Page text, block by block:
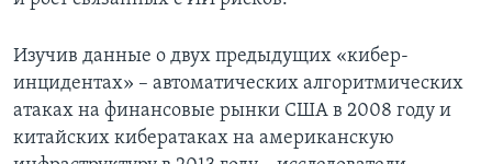
Изучив данные о двух предыдущих «кибер-
инцидентах» – автоматических алгоритмических
атаках на финансовые рынки США в 2008 году и
китайских кибератаках на американскую